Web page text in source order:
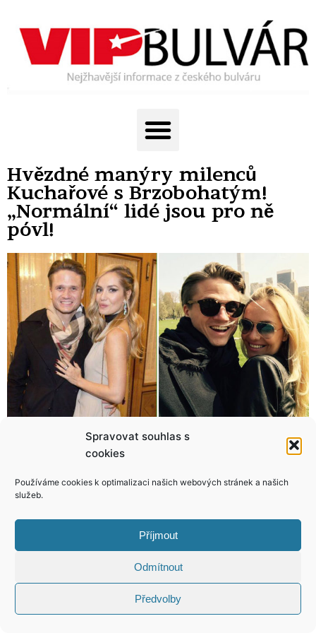
Spravovat souhlas s
cookies
Používáme cookies k optimalizaci našich webových stránek a našich
služeb.
Příjmout
Odmítnout
Předvolby
Hvězdné manýry milenců
Kuchařové s Brzobohatým!
„Normální“ lidé jsou pro ně
póvl!
Došly snad Evě Decastelo peníze? Do práce zapřáhla i své malé ratolesti!
KONTAKT
Copyright © 2026 VIP Bulvár, All Rights
Reserved